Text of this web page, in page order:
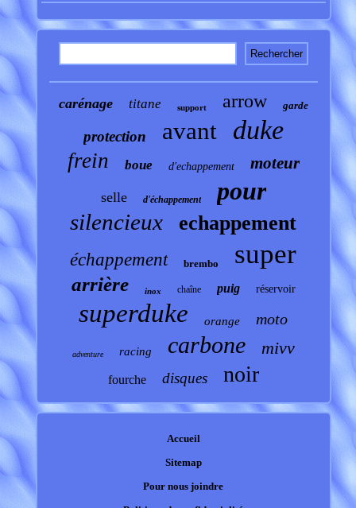
carénage titane support arrow garde
protection avant duke
frein boue d'echappement moteur
selle d'échappement pour
silencieux echappement
échappement brembo super
arrière inox chaîne puig réservoir
superduke orange moto
adventure racing carbone mivv
fourche disques noir
Accueil
Sitemap
Pour nous joindre